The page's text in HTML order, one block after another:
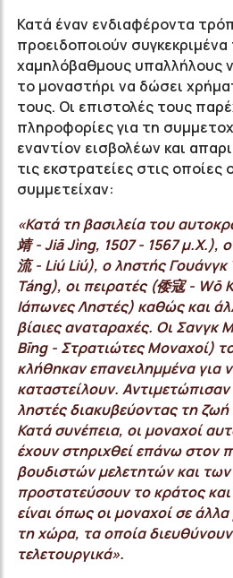
Κατά έναν ενδιαφέροντα
προειδοποιούν συγκεκριμένα
χαμηλόβαθμους υπαλλήλους
το μοναστήρι να δώσει
τους. Οι επιστολές τους
πληροφορίες για τη
εναντίον εισβολέων και
τις εκστρατείες στις οποίες
συμμετείχαν:
«Κατά τη βασιλεία του
靖 - Jiā Jìng, 1507 - 1567 μ.Χ.),
流 - Liú Liú), ο ληστής Γουάνγκ
Táng), οι πειρατές (倭寇 - Wō
Ιάπωνες Ληστές) καθώς και
βίαιες αναταραχές. Οι Σανγκ
Bīng - Στρατιώτες Μοναχοί)
κλήθηκαν επανειλημμένα για
καταστείλουν.
ληστές διακυβεύοντας τη
Κατά συνέπεια, οι μοναχοί
έχουν στηριχθεί επάνω στον
βουδιστών μελετητών και
προστατεύσουν το κράτος
είναι όπως οι μοναχοί σε
τη χώρα, τα οποία
τελετουργικά».